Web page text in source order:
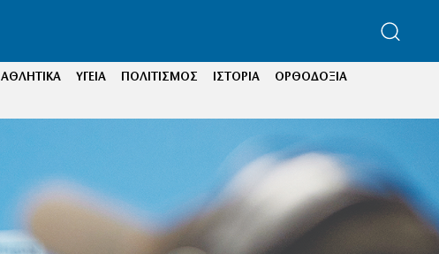
ΑΘΛΗΤΙΚΑ ΥΓΕΙΑ ΠΟΛΙΤΙΣΜΟΣ ΙΣΤΟΡΙΑ
ΟΡΘΟΔΟΞΙΑ